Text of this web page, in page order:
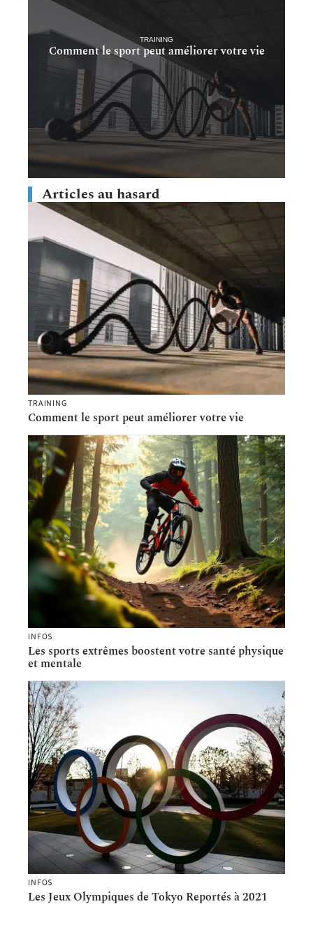
TRAINING
Comment le sport peut améliorer votre vie
Articles au hasard
TRAINING
Comment le sport peut améliorer votre vie
INFOS
Les sports extrêmes boostent votre santé physique
et mentale
INFOS
Les Jeux Olympiques de Tokyo Reportés à 2021